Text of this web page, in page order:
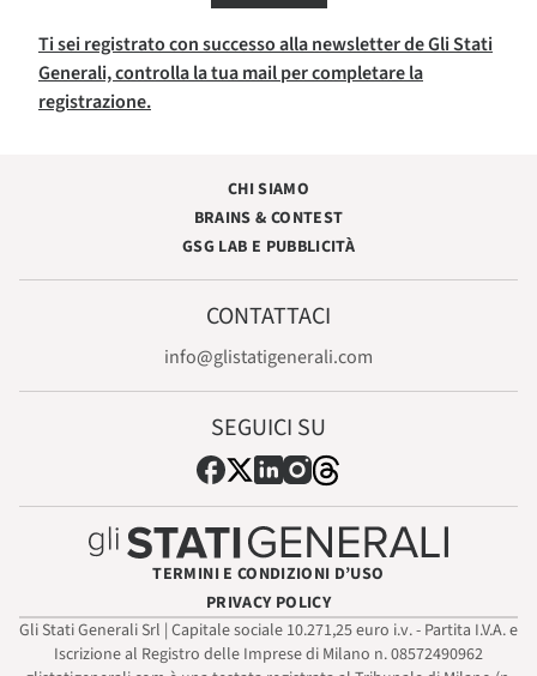
Ti sei registrato con successo alla newsletter de Gli Stati
Generali, controlla la tua mail per completare la
registrazione.
CHI SIAMO
BRAINS & CONTEST
GSG LAB E PUBBLICITÀ
CONTATTACI
info@glistatigenerali.com
SEGUICI SU
TERMINI E CONDIZIONI D’USO
PRIVACY POLICY
Gli Stati Generali Srl | Capitale sociale 10.271,25 euro i.v. - Partita I.V.A. e
Iscrizione al Registro delle Imprese di Milano n. 08572490962